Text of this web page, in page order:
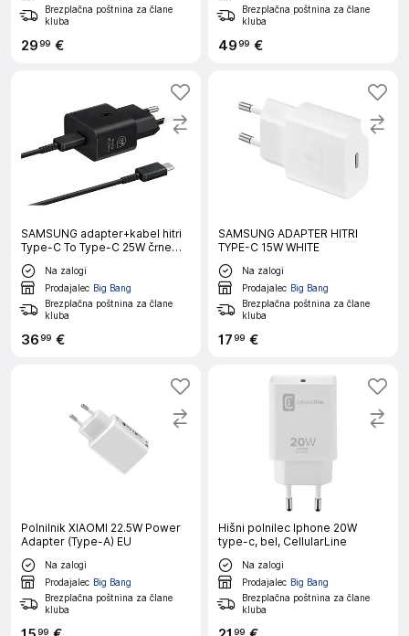
Brezplačna poštnina za člane
kluba
2999 €
Brezplačna poštnina za člane
kluba
4999 €
SAMSUNG adapter+kabel hitri
Type-C To Type-C 25W črne
barve
Na zalogi
Prodajalec Big Bang
Brezplačna poštnina za člane
kluba
3699 €
SAMSUNG ADAPTER HITRI
TYPE-C 15W WHITE
Na zalogi
Prodajalec Big Bang
Brezplačna poštnina za člane
kluba
1799 €
Polnilnik XIAOMI 22.5W Power
Adapter (Type-A) EU
Na zalogi
Prodajalec Big Bang
Brezplačna poštnina za člane
kluba
99
Hišni polnilec Iphone 20W
type-c, bel, CellularLine
Na zalogi
Prodajalec Big Bang
Brezplačna poštnina za člane
kluba
99